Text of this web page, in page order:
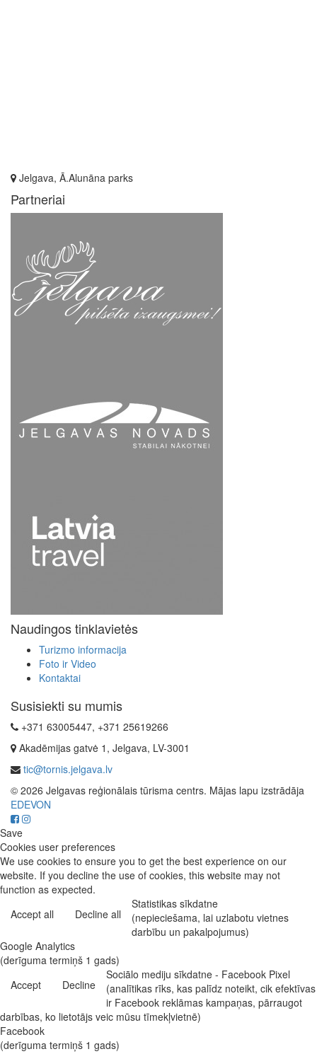
Jelgava, Ā.Alunāna parks
Partneriai
Naudingos tinklavietės
Turizmo informacija
Foto ir Video
Kontaktai
Susisiekti su mumis
+371 63005447, +371 25619266
Akadēmijas gatvė 1, Jelgava, LV-3001
tic@tornis.jelgava.lv
© 2026 Jelgavas reģionālais tūrisma centrs. Mājas lapu izstrādāja
EDEVON
Save
Cookies user preferences
We use cookies to ensure you to get the best experience on our
website. If you decline the use of cookies, this website may not
function as expected.
Accept all
Decline all
Statistikas sīkdatne
(nepieciešama, lai uzlabotu vietnes
darbību un pakalpojumus)
Google Analytics
(derīguma termiņš 1 gads)
Accept
Decline
Sociālo mediju sīkdatne - Facebook Pixel
(analītikas rīks, kas palīdz noteikt, cik efektīvas
ir Facebook reklāmas kampaņas, pārraugot
darbības, ko lietotājs veic mūsu tīmekļvietnē)
Facebook
(derīguma termiņš 1 gads)